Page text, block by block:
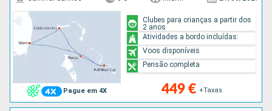
Pague em 4X 449 € +Taxas
Clubes para crianças a partir dos
2 anos
Atividades a bordo incluídas:
Voos disponíveis
Pensão completa